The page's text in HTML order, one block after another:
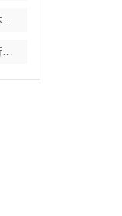
宁夏中卫市第三中学防近视学生作业本采购项
新疆农商银行和田中心支行及辖内支行职工体